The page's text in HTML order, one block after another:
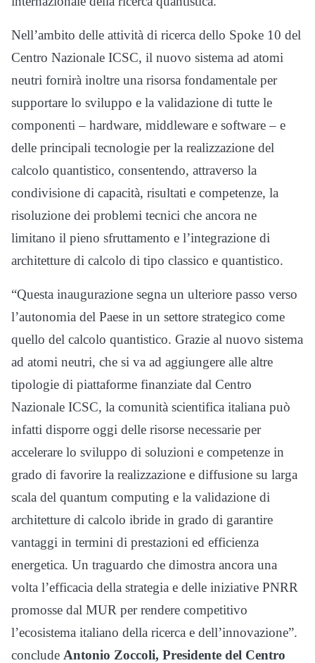
Nell’ambito delle attività di ricerca dello Spoke 10 del
Centro Nazionale ICSC, il nuovo sistema ad atomi
neutri fornirà inoltre una risorsa fondamentale per
supportare lo sviluppo e la validazione di tutte le
componenti – hardware, middleware e software – e
delle principali tecnologie per la realizzazione del
calcolo quantistico, consentendo, attraverso la
condivisione di capacità, risultati e competenze, la
risoluzione dei problemi tecnici che ancora ne
limitano il pieno sfruttamento e l’integrazione di
architetture di calcolo di tipo classico e quantistico.
“Questa inaugurazione segna un ulteriore passo verso
l’autonomia del Paese in un settore strategico come
quello del calcolo quantistico. Grazie al nuovo sistema
ad atomi neutri, che si va ad aggiungere alle altre
tipologie di piattaforme finanziate dal Centro
Nazionale ICSC, la comunità scientifica italiana può
infatti disporre oggi delle risorse necessarie per
accelerare lo sviluppo di soluzioni e competenze in
grado di favorire la realizzazione e diffusione su larga
scala del quantum computing e la validazione di
architetture di calcolo ibride in grado di garantire
vantaggi in termini di prestazioni ed efficienza
energetica. Un traguardo che dimostra ancora una
volta l’efficacia della strategia e delle iniziative PNRR
promosse dal MUR per rendere competitivo
l’ecosistema italiano della ricerca e dell’innovazione”.
conclude Antonio Zoccoli, Presidente del Centro